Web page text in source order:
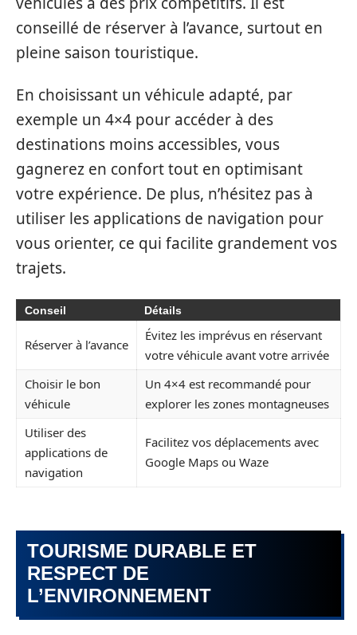
conseillé de réserver à l’avance, surtout en
pleine saison touristique.
En choisissant un véhicule adapté, par
exemple un 4×4 pour accéder à des
destinations moins accessibles, vous
gagnerez en confort tout en optimisant
votre expérience. De plus, n’hésitez pas à
utiliser les applications de navigation pour
vous orienter, ce qui facilite grandement vos
trajets.
Conseil Détails
Réserver à l’avance
Évitez les imprévus en réservant
votre véhicule avant votre arrivée
Choisir le bon
véhicule
Un 4×4 est recommandé pour
explorer les zones montagneuses
Utiliser des
applications de
navigation
Facilitez vos déplacements avec
Google Maps ou Waze
TOURISME DURABLE ET
RESPECT DE
L’ENVIRONNEMENT